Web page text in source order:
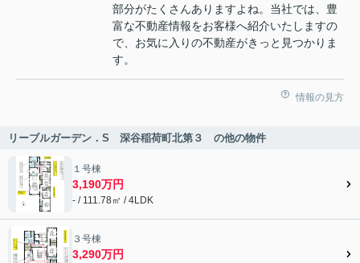
部分がたくさんありますよね。当社では、豊
富な不動産情報をお客様へ紹介いたしますの
で、お気に入りの不動産がきっと見つかりま
す。
情報の見方
リーブルガーデン．S 深谷稲荷町北第３ の他の物件
１号棟
3,190万円
- / 111.78㎡ / 4LDK
３号棟
3,290万円